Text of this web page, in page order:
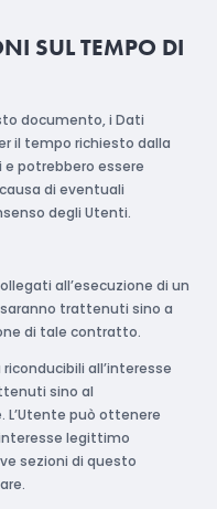
SUL TEMPO DI
documento, i Dati
il tempo richiesto dalla
potrebbero essere
di eventuali
degli Utenti.
all’esecuzione di un
trattenuti sino a
di tale contratto.
all’interesse
sino al
può ottenere
legittimo
sezioni di questo